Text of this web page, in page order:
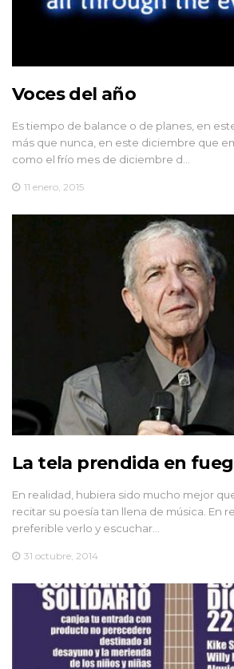
Voces del año
Es tiempo de balance o de planes, en
más que nunca, en este diciembre que
como el frío mes de diciembre d…
11 enero, 2015
La tela prendida en
En realidad, hubiera sido mucho mejor
recitar su poesía tan llena de música. En
preferible verlo y escuchar…
31 octubre, 2014